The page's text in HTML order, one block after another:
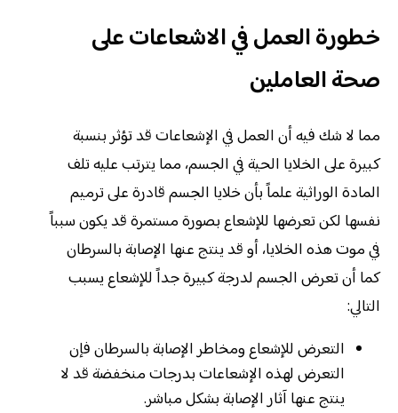
خطورة العمل في الاشعاعات على
صحة العاملين
مما لا شك فيه أن العمل في الإشعاعات قد تؤثر بنسبة
كبيرة على الخلايا الحية في الجسم، مما يترتب عليه تلف
المادة الوراثية علماً بأن خلايا الجسم قادرة على ترميم
نفسها لكن تعرضها للإشعاع بصورة مستمرة قد يكون سبباً
في موت هذه الخلايا، أو قد ينتج عنها الإصابة بالسرطان
كما أن تعرض الجسم لدرجة كبيرة جداً للإشعاع يسبب
التالي:
التعرض للإشعاع ومخاطر الإصابة بالسرطان فإن
التعرض لهذه الإشعاعات بدرجات منخفضة قد لا
ينتج عنها آثار الإصابة بشكل مباشر.